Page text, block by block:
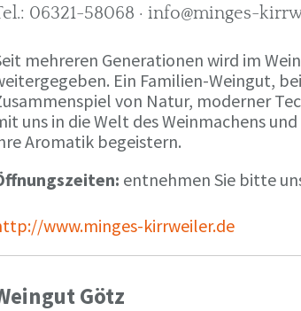
06321-58068 · info@minges-
mehreren Generationen wird im
Ein Familien-Weingut,
von Natur, moderner
uns in die Welt des Weinmachens
Aromatik begeistern.
entnehmen Sie bitte
www.minges-kirrweiler.de
Götz